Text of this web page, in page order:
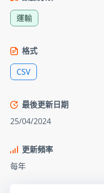
運輸
格式
CSV
最後更新日期
25/04/2024
更新頻率
每年